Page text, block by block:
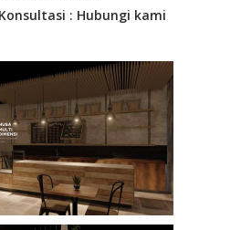
: Hubungi kami